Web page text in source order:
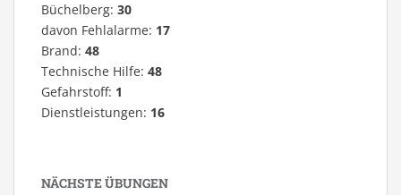
Büchelberg: 30
davon Fehlalarme: 17
Brand: 48
Technische Hilfe: 48
Gefahrstoff: 1
Dienstleistungen: 16
NÄCHSTE ÜBUNGEN